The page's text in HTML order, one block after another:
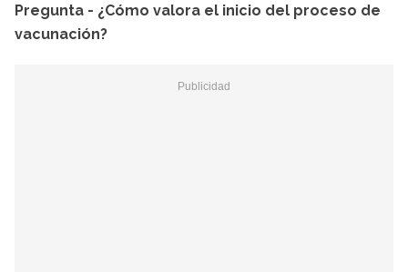
Pregunta - ¿Cómo valora el inicio del proceso de
vacunación?